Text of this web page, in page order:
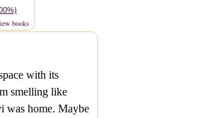
books
with its
smelling like
was home. Maybe